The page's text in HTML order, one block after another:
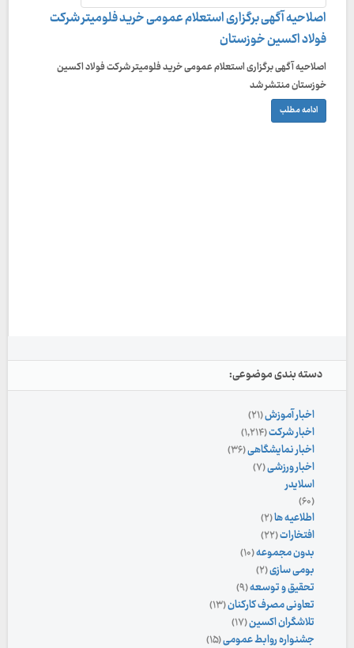
اصلاحیه آگهی برگزاری استعلام عمومی خرید فلومیتر شرکت
فولاد اکسین خوزستان
اصلاحیه آگهی برگزاری استعلام عمومی خرید فلومیتر شرکت فولاد اکسین
خوزستان منتشر شد
ادامه مطلب
دسته بندی موضوعی:
اخبار آموزش(۲۱)
اخبار شرکت(۱,۲۱۴)
اخبار نمایشگاهی(۳۶)
اخبار ورزشی(۷)
اسلایدر
(۶۰)
اطلاعیه ها(۲)
افتخارات(۲۲)
بدون مجموعه(۱۰)
بومی سازی(۲)
تحقیق و توسعه(۹)
تعاونی مصرف کارکنان(۱۳)
تلاشگران اکسین(۱۷)
جشنواره روابط عمومی(۱۵)